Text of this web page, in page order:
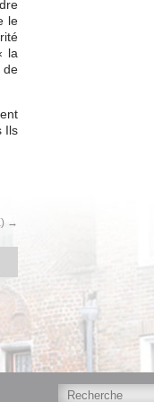
le
la
de
Ils